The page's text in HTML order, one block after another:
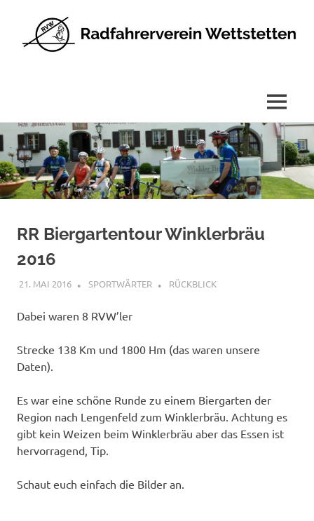
Zum
Inhalt
springen
MENÜ
RR Biergartentour Winklerbräu
2016
21. MAI 2016 SPORTWÄRTER RÜCKBLICK
Dabei waren 8 RVW’ler
Strecke 138 Km und 1800 Hm (das waren unsere
Daten).
Es war eine schöne Runde zu einem Biergarten der
Region nach Lengenfeld zum Winklerbräu. Achtung es
gibt kein Weizen beim Winklerbräu aber das Essen ist
hervorragend, Tip.
Schaut euch einfach die Bilder an.